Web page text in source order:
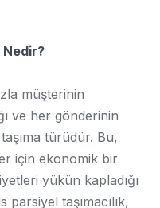
Nedir?
müşterinin
ve her gönderinin
taşıma türüdür. Bu,
için ekonomik bir
yükün kapladığı
taşımacılık,